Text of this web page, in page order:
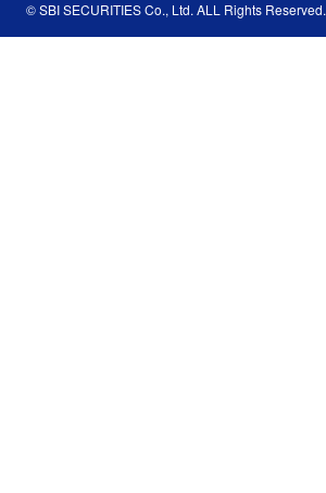
© SBI SECURITIES Co., Ltd. ALL Rights Reserved.